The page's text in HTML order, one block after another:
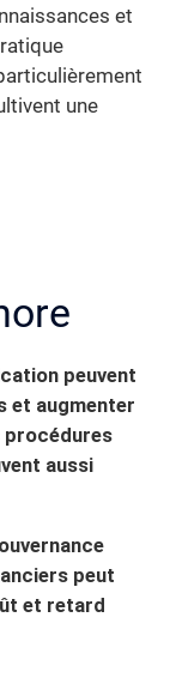
et
une
peuvent
et augmenter
procédures
aussi
peut
et retard